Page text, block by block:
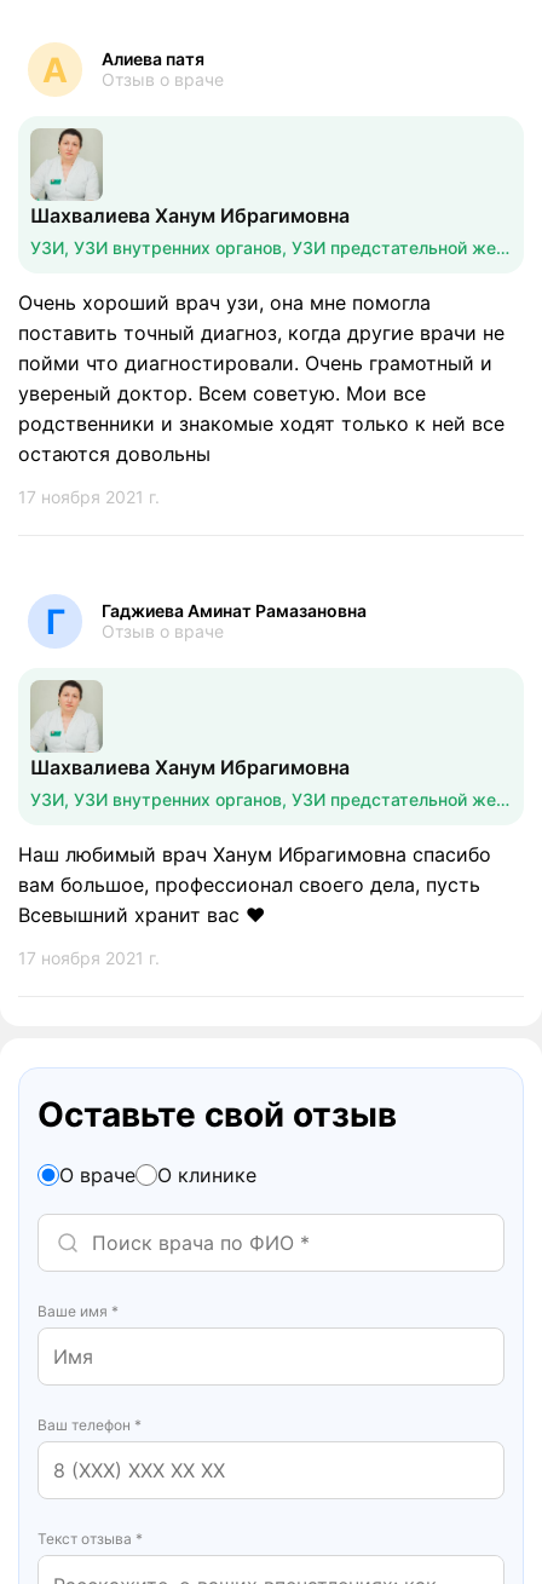
А
Алиева патя
Отзыв о враче
Шахвалиева Ханум Ибрагимовна
УЗИ, УЗИ внутренних органов, УЗИ предстательной железы
Очень хороший врач узи, она мне помогла
поставить точный диагноз, когда другие врачи не
пойми что диагностировали. Очень грамотный и
увереный доктор. Всем советую. Мои все
родственники и знакомые ходят только к ней все
остаются довольны
17 ноября 2021 г.
Г
Гаджиева Аминат Рамазановна
Отзыв о враче
Шахвалиева Ханум Ибрагимовна
УЗИ, УЗИ внутренних органов, УЗИ предстательной железы
Наш любимый врач Ханум Ибрагимовна спасибо
вам большое, профессионал своего дела, пусть
Всевышний хранит вас ❤️
17 ноября 2021 г.
Оставьте свой отзыв
О враче О клинике
Ваше имя *
Ваш телефон *
Текст отзыва *